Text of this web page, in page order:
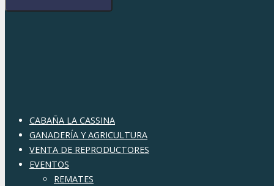
CABAÑA LA CASSINA
GANADERÍA Y AGRICULTURA
VENTA DE REPRODUCTORES
EVENTOS
REMATES